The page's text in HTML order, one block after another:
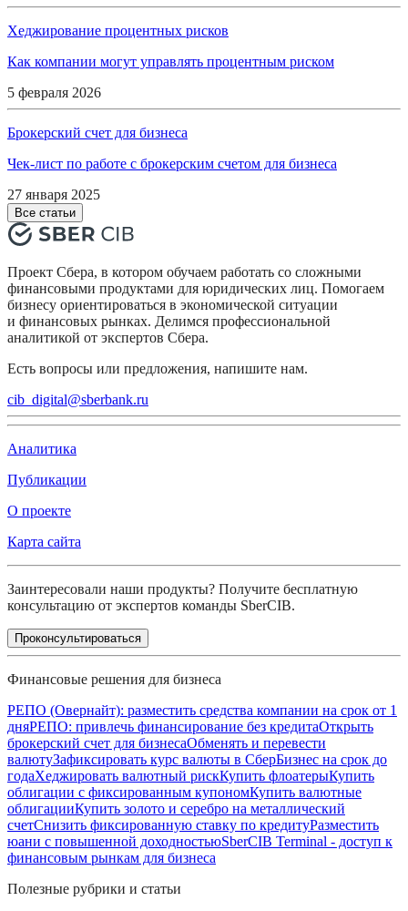
Хеджирование процентных рисков
Как компании могут управлять процентным риском
5 февраля 2026
Брокерский счет для бизнеса
Чек-лист по работе с брокерским счетом для бизнеса
27 января 2025
Все статьи
Проект Сбера, в котором обучаем работать со сложными
финансовыми продуктами для юридических лиц. Помогаем
бизнесу ориентироваться в экономической ситуации
и финансовых рынках. Делимся профессиональной
аналитикой от экспертов Сбера.
Есть вопросы или предложения, напишите нам.
cib_digital@sberbank.ru
Аналитика
Публикации
О проекте
Карта сайта
Заинтересовали наши продукты? Получите бесплатную
консультацию от экспертов команды SberCIB.
Проконсультироваться
Финансовые решения для бизнеса
РЕПО (Овернайт): разместить средства компании на срок от 1
дняРЕПО: привлечь финансирование без кредитаОткрыть
брокерский счет для бизнесаОбменять и перевести
валютуЗафиксировать курс валюты в СберБизнес на срок до
годаХеджировать валютный рискКупить флоатерыКупить
облигации с фиксированным купономКупить валютные
облигацииКупить золото и серебро на металлический
счетСнизить фиксированную ставку по кредитуРазместить
юани с повышенной доходностьюSberCIB Terminal - доступ к
финансовым рынкам для бизнеса
Полезные рубрики и статьи